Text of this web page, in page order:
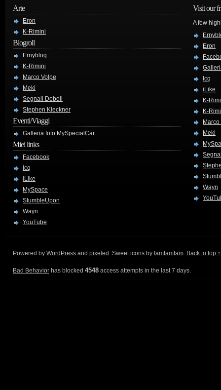
Arte
Eron
K-Rimini
Blogroll
Ernyblog
K-Rimini
Marco Volpe
Meki
Segnali Deboli
Stephen Kleckner
Eventi/Viaggi
Galleria foto MySpecialCar
Miei links
Facebook
Icq
iLike
MySpace
StumbleUpon
Wayn
YouTube
Visit our
A few
Eron
Icq
iLike
K-
K-
Meki
Wayn
Powered by WordPress and pixeled . Sweet icons by famfamfam. Back to top ↑
Bad Behavior has blocked 4548 access attempts in the last 7 days.